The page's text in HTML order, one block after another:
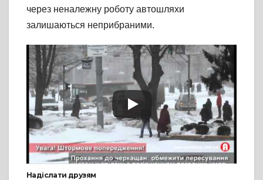
через неналежну роботу автошляхи
залишаються неприбраними.
Надіслати друзям